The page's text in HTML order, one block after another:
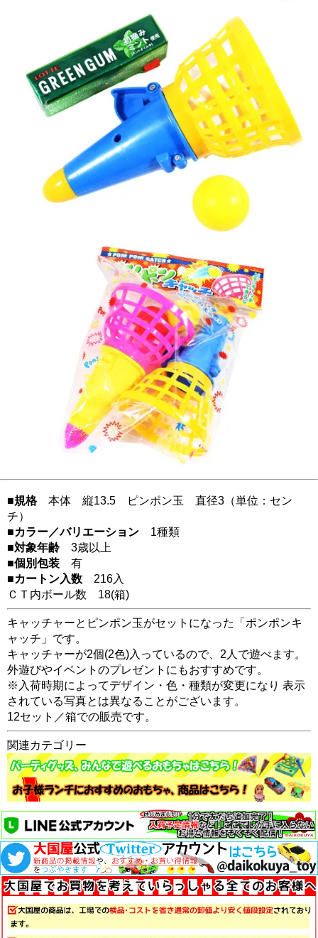
■規格本体 縦13.5 ピンポン玉 直径3（単位：セン
チ）
■カラー／バリエーション 1種類
■対象年齢 3歳以上
■個別包装 有
■カートン入数 216入
ＣＴ内ボール数 18(箱)
キャッチャーとピンポン玉がセットになった「ポンポンキ
ャッチ」です。
キャッチャーが2個(2色)入っているので、2人で遊べます。
外遊びやイベントのプレゼントにもおすすめです。
※入荷時期によってデザイン・色・種類が変更になり 表示
されている写真とは異なることがございます。
12セット／箱での販売です。
関連カテゴリー